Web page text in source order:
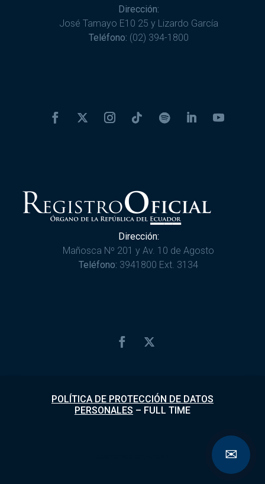
Dirección:
José Tamayo E10 25 y Lizardo García
Teléfono: (02) 394-1800
Dirección:
Mañosca Nº 201 y Av. 10 de Agosto
Teléfono: 3941800 Ext. 3134
POLÍTICA DE PROTECCIÓN DE DATOS
PERSONALES – FULL TIME
✉